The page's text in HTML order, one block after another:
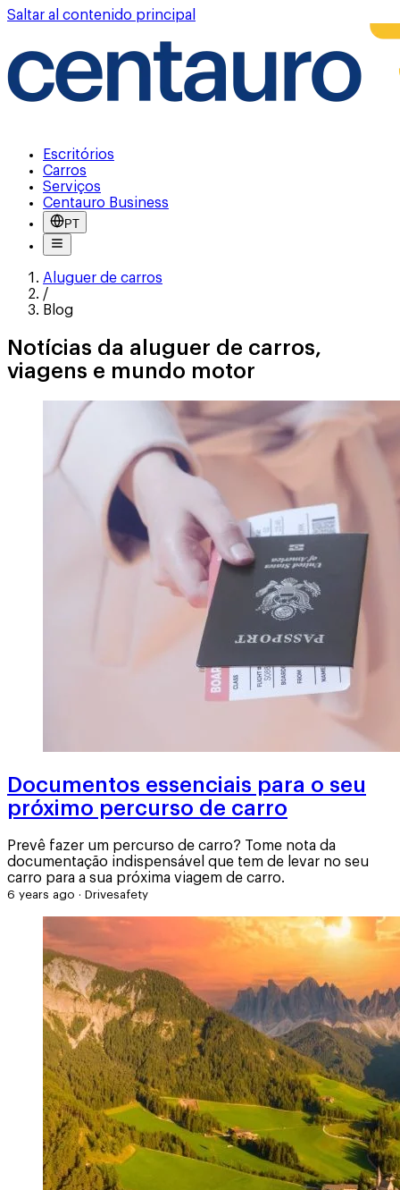
Saltar al contenido principal
Escritórios
Carros
Serviços
Centauro Business
PT
Aluguer de carros
/
Blog
Notícias da aluguer de carros,
viagens e mundo motor
Documentos essenciais para o seu
próximo percurso de carro
Prevê fazer um percurso de carro? Tome nota da
documentação indispensável que tem de levar no seu
carro para a sua próxima viagem de carro.
6 years ago · Drivesafety